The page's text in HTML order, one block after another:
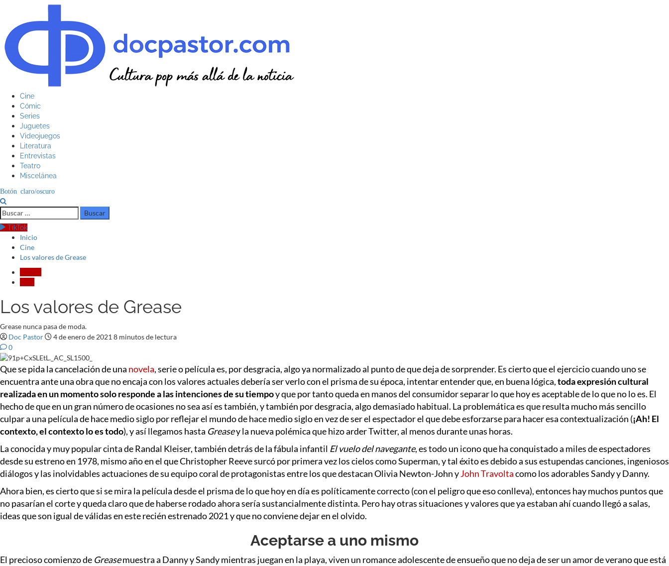
contenido
Menú
principal
Cine
Cómic
Series
Juguetes
Videojuegos
Literatura
Entrevistas
Teatro
Miscelánea
Botón claro/oscuro
Buscar:
TikTok
Inicio
Cine
Los valores de Grease
Los valores de Grease
Grease nunca pasa de moda.
Doc Pastor
4 de enero de 2021 8 minutos de lectura
0
Que se pida la cancelación de una novela, serie o película es, por desgracia, algo ya normalizado al punto de que deja de sorprender. Es cierto que el ejercicio cuando uno se
encuentra ante una obra que no encaja con los valores actuales debería ser verlo con el prisma de su época, intentar entender que, en buena lógica,toda expresión cultural
realizada en un momento solo responde a las intenciones de su tiempoy que por tanto queda en manos del consumidor separar lo que hoy es aceptable de lo que no lo es. El
hecho de que en un gran número de ocasiones no sea así es también, y también por desgracia, algo demasiado habitual. La problemática es que resulta mucho más sencillo
culpar a una película de hace medio siglo por reflejar el mundo de hace medio siglo en vez de ser el espectador el que debe esforzarse para hacer esa contextualización (¡Ah! El
contexto, el contexto lo es todo), y así llegamos hasta Greasey la nueva polémica que hizo arder Twitter, al menos durante unas horas.
La conocida y muy popular cinta de Randal Kleiser, también detrás de la fábula infantil El vuelo del navegante, es todo un icono que ha conquistado a miles de espectadores
desde su estreno en 1978, mismo año en el que Christopher Reeve surcó por primera vez los cielos como Superman, y tal éxito es debido a sus estupendas canciones, ingeniosos
diálogos y las inolvidables actuaciones de su equipo coral de protagonistas entre los que destacan Olivia Newton-John yJohn Travoltacomo los adorables Sandy y Danny.
Ahora bien, es cierto que si se mira la película desde el prisma de lo que hoy en día es políticamente correcto (con el peligro que eso conlleva), entonces hay muchos puntos que
no pasarían el corte y queda claro que de haberse rodado ahora sería sustancialmente distinta. Pero hay otras situaciones y valores que ya estaban ahí cuando llegó a salas,
ideas que son igual de válidas en este recién estrenado 2021 y que no conviene dejar en el olvido.
Aceptarse a uno mismo
El precioso comienzo de Greasemuestra a Danny y Sandy mientras juegan en la playa, viven un romance adolescente de ensueño que no deja de ser un amor de verano que está